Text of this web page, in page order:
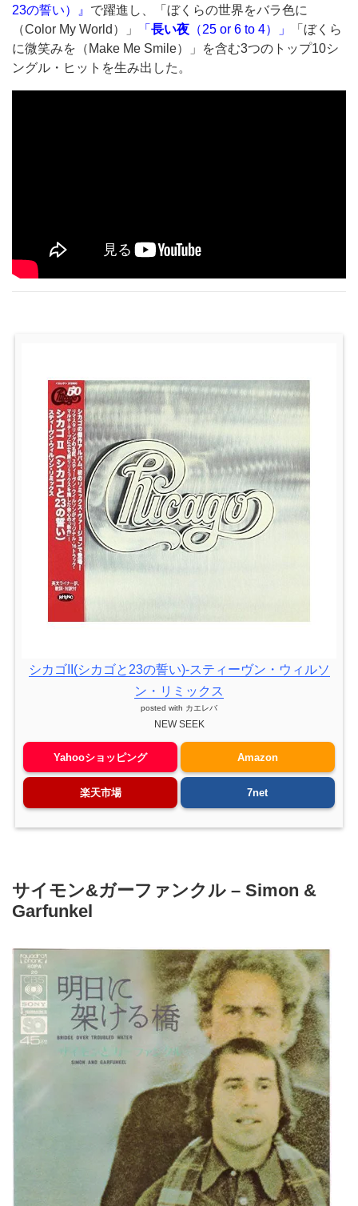
23の誓い）』 で躍進し、「ぼくらの世界をバラ色に
（Color My World）」
「 長い夜 （25 or 6 to 4）」
「ぼくら
に微笑みを（Make Me Smile）」を含む3つのトップ10シ
ングル・ヒットを生み出した。
シカゴII(シカゴと23の誓い)-スティーヴン・ウィルソ
ン・リミックス
posted with カエレバ
NEW SEEK
Yahooショッピング Amazon
楽天市場 7net
サイモン&ガーファンクル – Simon &
Garfunkel